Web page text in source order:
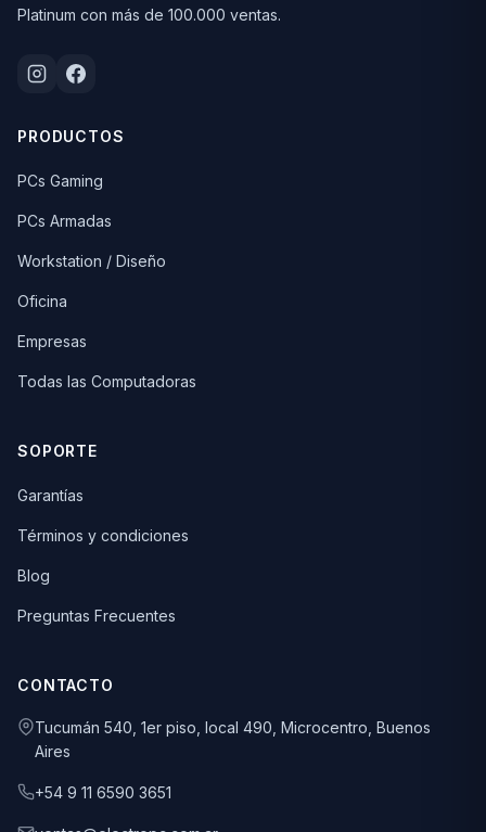
Platinum con más de 100.000 ventas.
PRODUCTOS
PCs Gaming
PCs Armadas
Workstation / Diseño
Oficina
Empresas
Todas las Computadoras
SOPORTE
Garantías
Términos y condiciones
Blog
Preguntas Frecuentes
CONTACTO
Tucumán 540, 1er piso, local 490, Microcentro, Buenos
Aires
+54 9 11 6590 3651